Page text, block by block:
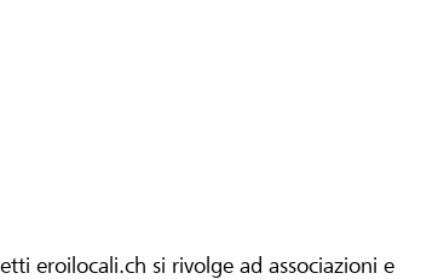
eroilocali.ch si rivolge ad associazioni e